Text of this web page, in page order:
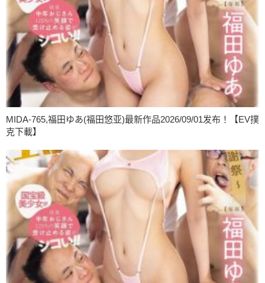
MIDA-765,福田ゆあ(福田悠亚)最新作品2026/09/01发布！【EV撲
克下載】